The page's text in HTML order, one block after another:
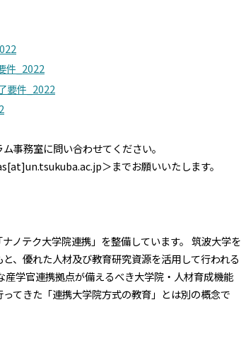
件_2022
要件_2022
事務室に問い合わせてください。
＞までお願いいたします。
ノテク大学院連携」を整備しています。 筑波大学を
、優れた人材及び教育研究資源を活用して行われる
学官連携拠点が備えるべき大学院・人材育成機能
てきた「連携大学院方式の教育」とは別の概念で